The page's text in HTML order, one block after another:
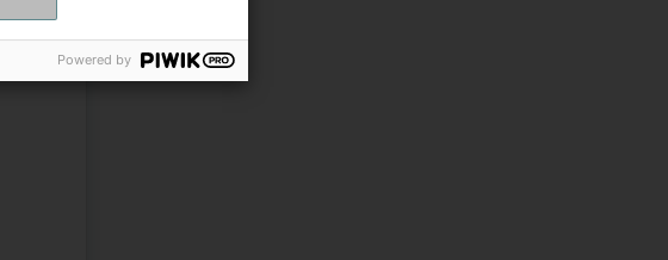
il
Powered by